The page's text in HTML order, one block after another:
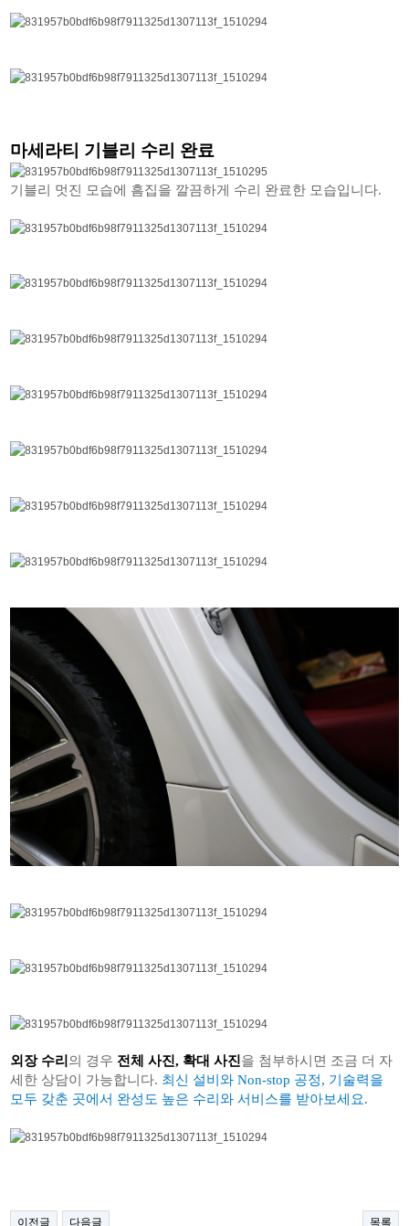
마세라티 기블리 수리 완료
기블리 멋진 모습에 흠집을 깔끔하게 수리 완료한 모습입니다.
외장 수리 의 경우 전체 사진, 확대 사진을 첨부하시면 조금 더 자
세한 상담이 가능합니다. 최신 설비와 Non-stop 공정, 기술력을
모두 갖춘 곳에서 완성도 높은 수리와 서비스를 받아보세요.
이전글 다음글 목록